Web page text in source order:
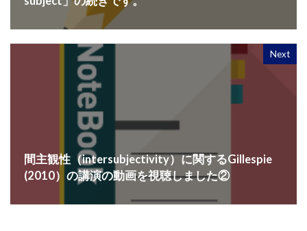
Next
間主観性（intersubjectivity）に関するGillespie
(2010）の講演の動画を視聴しました②